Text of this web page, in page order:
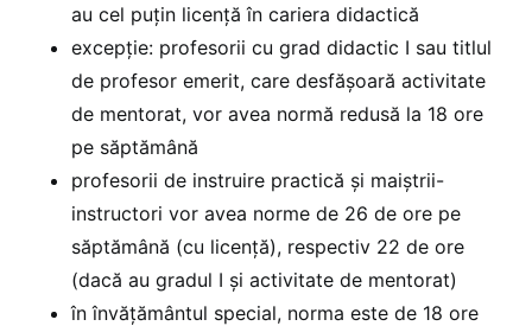
au cel puțin licență în cariera didactică
excepție: profesorii cu grad didactic I sau titlul
de profesor emerit, care desfășoară activitate
de mentorat, vor avea normă redusă la 18 ore
pe săptămână
profesorii de instruire practică și maiștrii-
instructori vor avea norme de 26 de ore pe
săptămână (cu licență), respectiv 22 de ore
(dacă au gradul I și activitate de mentorat)
în învățământul special, norma este de 18 ore